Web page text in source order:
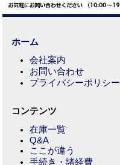
ホーム
会社案内
お問い合わせ
プライバシーポリシー
コンテンツ
在庫一覧
Q&A
ここが違う
手続き・諸経費